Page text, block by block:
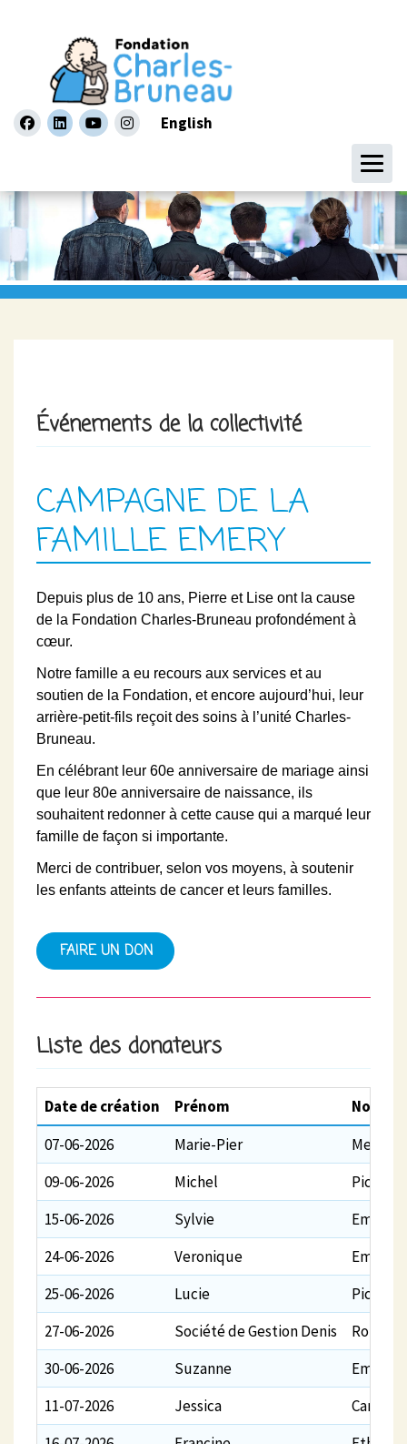
facebooklinkedinyoutubeinstagramEnglish
Événements de la collectivité
CAMPAGNE DE LA
FAMILLE EMERY
Depuis plus de 10 ans, Pierre et Lise ont la cause
de la Fondation Charles-Bruneau profondément à
cœur.
Notre famille a eu recours aux services et au
soutien de la Fondation, et encore aujourd’hui, leur
arrière-petit-fils reçoit des soins à l’unité Charles-
Bruneau.
En célébrant leur 60e anniversaire de mariage ainsi
que leur 80e anniversaire de naissance, ils
souhaitent redonner à cette cause qui a marqué leur
famille de façon si importante.
Merci de contribuer, selon vos moyens, à soutenir
les enfants atteints de cancer et leurs familles.
FAIRE UN DON
Liste des donateurs
Date de création Prénom
Nom
07-06-2026
Marie-Pier
Menard
09-06-2026
Michel
Piche
15-06-2026
Sylvie
Emery
24-06-2026
Veronique
Emery
25-06-2026
Lucie
Piché
27-06-2026
Société de Gestion Denis
30-06-2026
Suzanne
Emery
11-07-2026
Jessica
Carmel